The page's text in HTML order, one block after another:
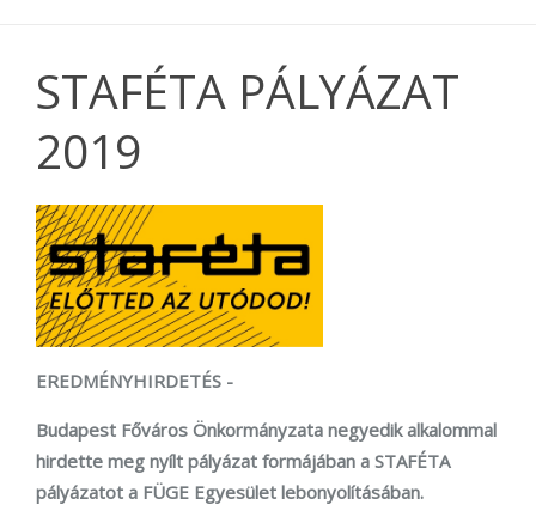
STAFÉTA PÁLYÁZAT
2019
EREDMÉNYHIRDETÉS -
Budapest Főváros Önkormányzata negyedik alkalommal
hirdette meg nyílt pályázat formájában a STAFÉTA
pályázatot a FÜGE Egyesület lebonyolításában.